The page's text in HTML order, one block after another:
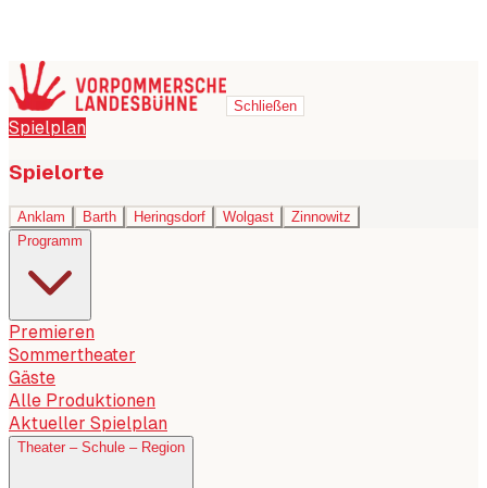
Schließen
Spielplan
Spielorte
Anklam Barth Heringsdorf Wolgast
Zinnowitz
Programm
Premieren
Sommertheater
Gäste
Alle Produktionen
Aktueller Spielplan
Theater – Schule – Region